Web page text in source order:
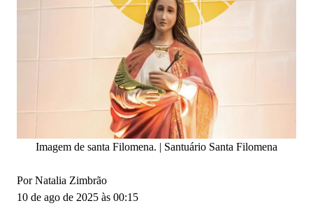
Imagem de santa Filomena. | Santuário Santa Filomena
Por Natalia Zimbrão
10 de ago de 2025 às 00:15